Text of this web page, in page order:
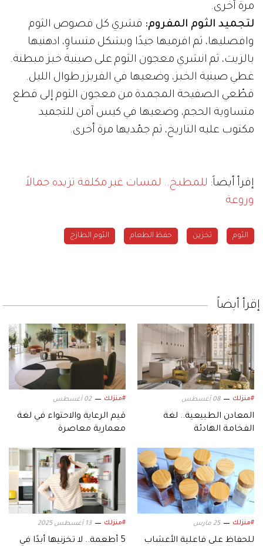
مرة أخرى.
لتجميد الثوم المفروم: قشري كل فصوص الثوم
وافصليها، ثم افرميها جيدًا وبشكل متساوٍ، ادهنيها
بالزيت، ثم انشري معجون الثوم على صينية خبز مبطنة.
غطي صينية الخبز، وضعيها في الفريزر طوال الليل.
قطّعي الصفيحة المجمدة من معجون الثوم إلى قطع
متساوية الحجم، وضعيها في كيس آمن للتجميد
مكتوب عليه التاريخ، ثم جمّديها مرة أخرى.
إقرأ أيضاً: للمطبخ.. لمسات غير مكلفة تزيده جمالاً
وروعة
الثوم تخزين حفظ الطعام الثوم الطازج
إقرأ أيضاً
#منزلك 08 أغسطس
المعادن الطبيعية.. لغة
الفخامة الهادئة
#منزلك 02 أغسطس
قيم الرعاية والاحتواء في لغة
معمارية معاصرة
#منزلك 25 مارس
للحفاظ على فاعلية الأعشاب
#منزلك 13 أغسطس 2025
5 أطعمة.. لا تخزنيها أبدًا في